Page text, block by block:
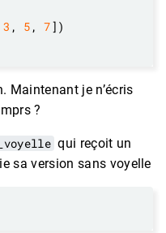
3 , 5 , 7
Maintenant je n’écris
?
qui reçoit un
sa version sans voyelle